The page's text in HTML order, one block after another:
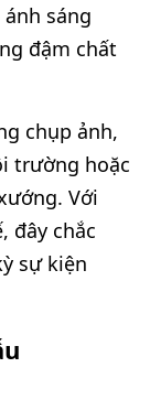
sáng
đậm chất
chụp ảnh,
trường hoặc
Với
đây chắc
sự kiện